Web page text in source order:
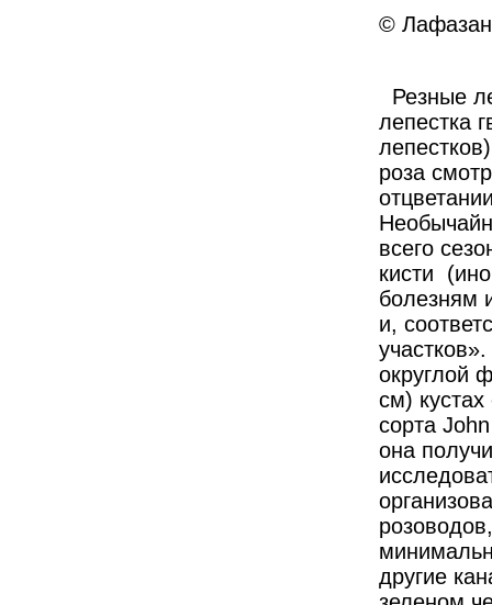
©
Резные
лепестка
роза
всего
кисти
болезням
и,
округлой
см)
сорта
она
другие